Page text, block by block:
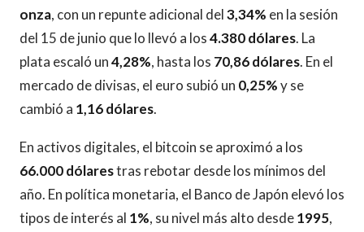
onza, con un repunte adicional del3,34% en la sesión
del 15 de junio que lo llevó a los4.380 dólares. La
plata escaló un4,28%, hasta los 70,86 dólares. En el
mercado de divisas, el euro subió un 0,25%y se
cambió a 1,16 dólares.
En activos digitales, el bitcoin se aproximó a los
66.000 dólarestras rebotar desde los mínimos del
año. En política monetaria, el Banco de Japón elevó los
tipos de interés al 1%, su nivel más alto desde1995,